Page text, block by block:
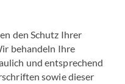
den Schutz Ihrer
behandeln Ihre
und entsprechend
sowie dieser